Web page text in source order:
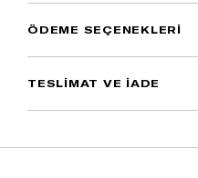
ÖDEME SEÇENEKLERI
TESLİMAT VE İADE